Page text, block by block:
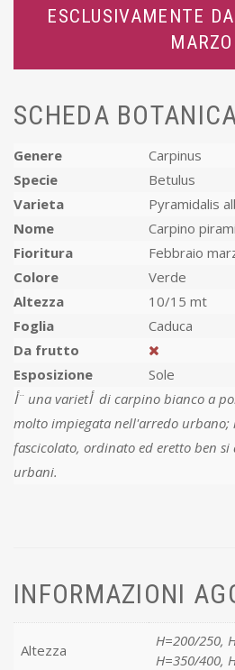
ESCLUSIVAMENTE
MARZO
SCHEDA
Genere
Carpinus
Specie
Betulus
Varieta
Pyramidalis
Nome
Carpino
Fioritura
Febbraio
Colore
Verde
Altezza
10/15 mt
Foglia
Caduca
Da frutto
Esposizione
Sole
أ¨ una varietأ di carpino bianco a portamento piramidale
molto impiegata nell'arredo urbano;
fascicolato, ordinato ed eretto ben
urbani.
INFORMAZIONI
Altezza
H=200/250,
H=350/400,